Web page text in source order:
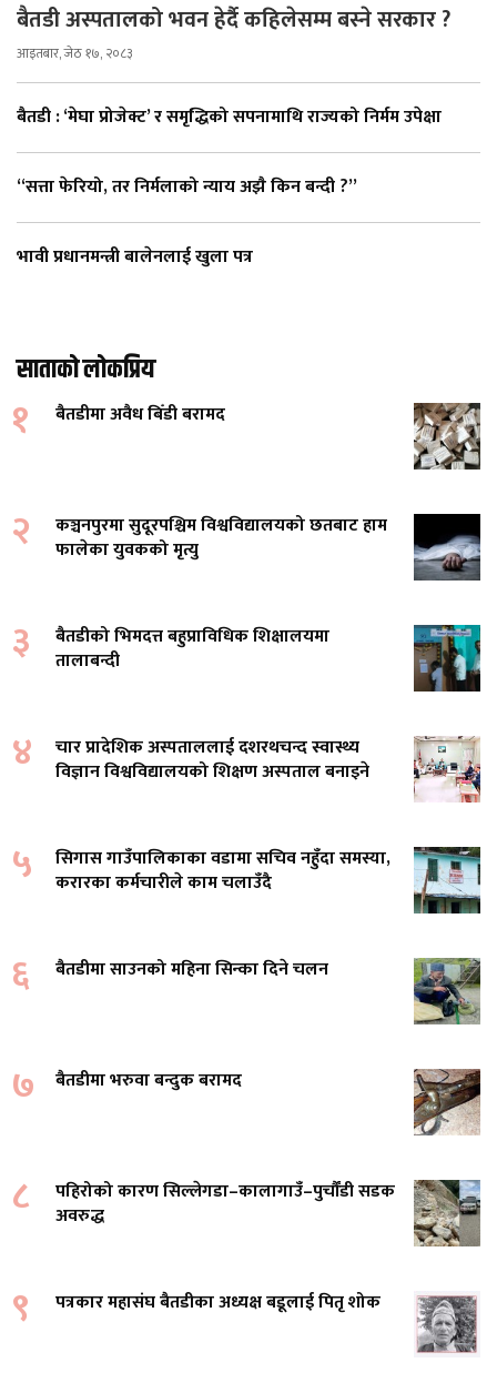
बैतडी अस्पतालको भवन हेर्दै कहिलेसम्म बस्ने सरकार ?
आइतबार, जेठ १७, २०८३
बैतडी : ‘मेघा प्रोजेक्ट’ र समृद्धिको सपनामाथि राज्यको निर्मम उपेक्षा
“सत्ता फेरियो, तर निर्मलाको न्याय अझै किन बन्दी ?”
भावी प्रधानमन्त्री बालेनलाई खुला पत्र
साताको लोकप्रिय
१ बैतडीमा अवैध बिँडी बरामद
२
कञ्चनपुरमा सुदूरपश्चिम विश्वविद्यालयको छतबाट हाम
फालेका युवकको मृत्यु
३
बैतडीको भिमदत्त बहुप्राविधिक शिक्षालयमा
तालाबन्दी
४
चार प्रादेशिक अस्पताललाई दशरथचन्द स्वास्थ्य
विज्ञान विश्वविद्यालयको शिक्षण अस्पताल बनाइने
५
सिगास गाउँपालिकाका वडामा सचिव नहुँदा समस्या,
करारका कर्मचारीले काम चलाउँदै
६ बैतडीमा साउनको महिना सिन्का दिने चलन
७ बैतडीमा भरुवा बन्दुक बरामद
८
पहिरोको कारण सिल्लेगडा–कालागाउँ–पुर्चौंडी सडक
अवरुद्ध
९ पत्रकार महासंघ बैतडीका अध्यक्ष बडूलाई पितृ शोक